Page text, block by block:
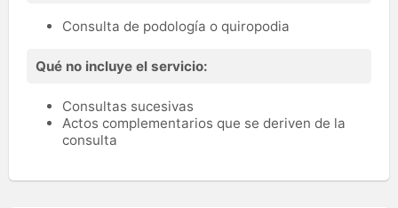
Consulta de podología o quiropodia
Qué no incluye el servicio:
Consultas sucesivas
Actos complementarios que se deriven de la
consulta